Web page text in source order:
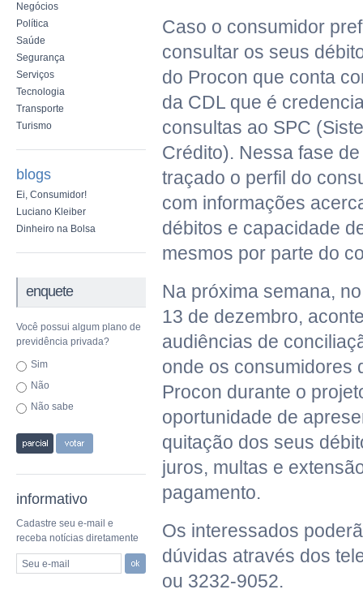
Negócios
Política
Saúde
Segurança
Serviços
Tecnologia
Transporte
Turismo
blogs
Ei, Consumidor!
Luciano Kleiber
Dinheiro na Bolsa
enquete
Você possui algum plano de
previdência privada?
Sim
Não
Não sabe
informativo
Cadastre seu e-mail e
receba notícias diretamente
Seu e-mail
Caso o consumidor
consultar os seus
do Procon que conta
da CDL que é
consultas ao SPC
Crédito). Nessa fase
traçado o perfil do
com informações
débitos e capacidade
mesmos por parte do
Na próxima semana,
13 de dezembro,
audiências de
onde os consumidores
Procon durante o
oportunidade de
quitação dos seus
juros, multas e
pagamento.
Os interessados
dúvidas através dos
ou 3232-9052.